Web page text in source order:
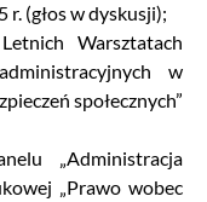
(głos w dyskusji);
Warsztatach
w
społecznych”
„Administracja
„Prawo wobec